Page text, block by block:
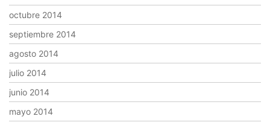
octubre 2014
septiembre 2014
agosto 2014
julio 2014
junio 2014
mayo 2014